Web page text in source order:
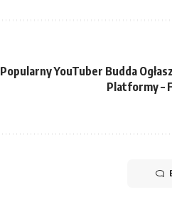
Popularny YouTuber Budda
Platformy –